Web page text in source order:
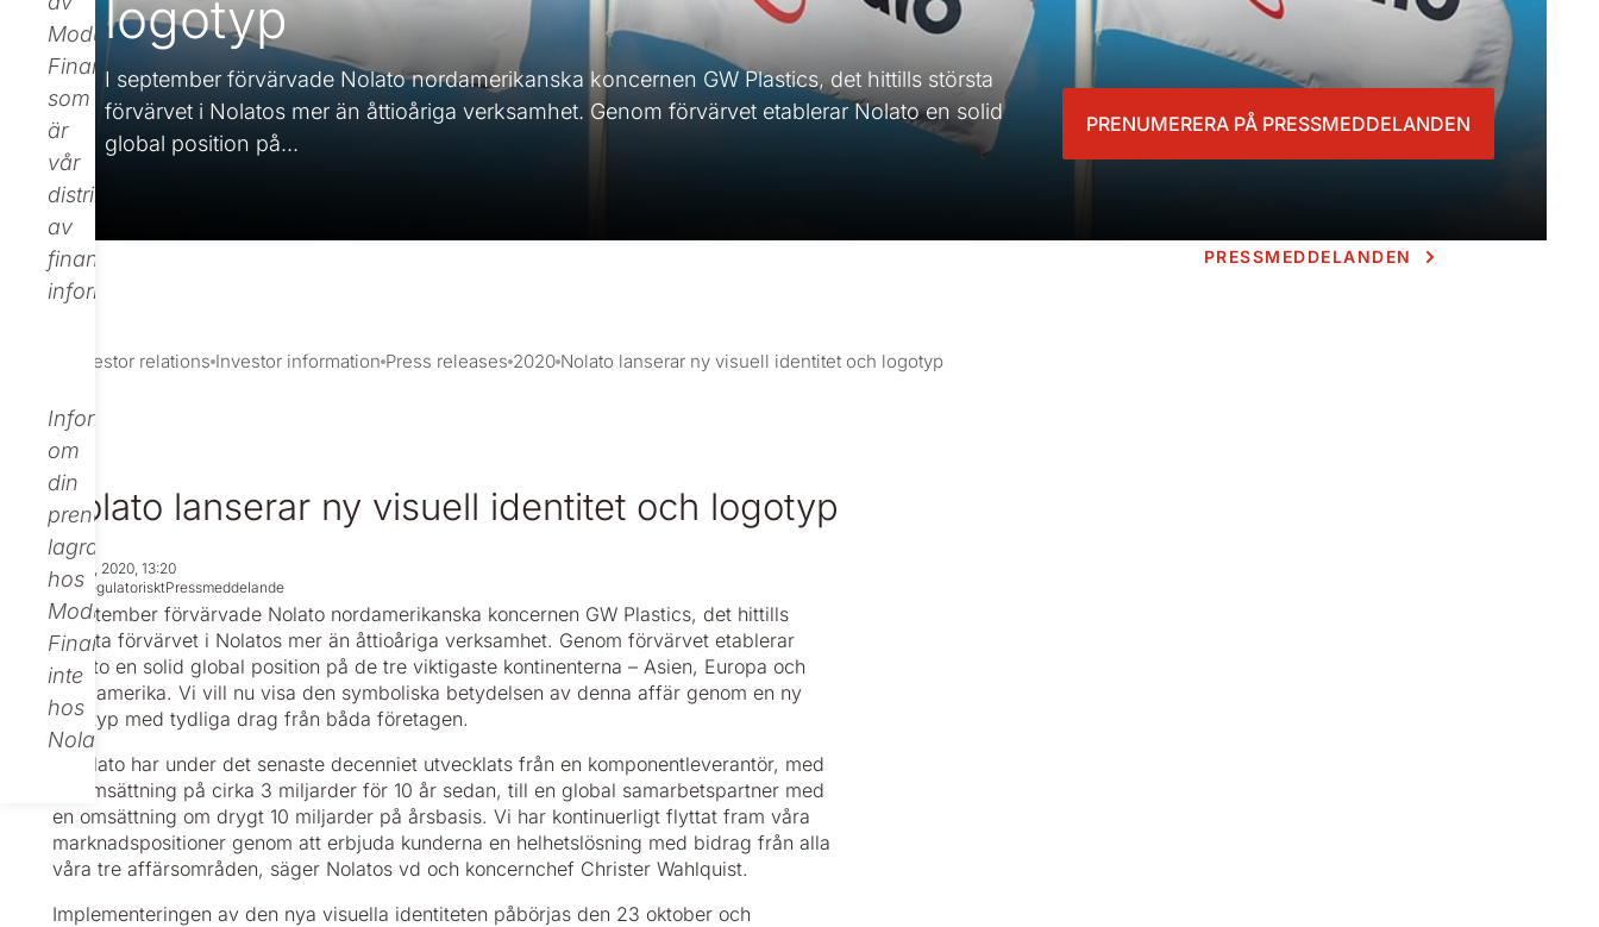
Modular
Finance,
som
är
vår
distributör
av
finansiell
information.
Informationen
om
din
prenumeration
lagras
hos
Modular
Finance,
inte
hos
Nolato.
logotyp
I september förvärvade Nolato nordamerikanska koncernen GW Plastics, det hittills största
förvärvet i Nolatos mer än åttioåriga verksamhet. Genom förvärvet etablerar Nolato en solid
global position på...
PRENUMERERA PÅ PRESSMEDDELANDEN
Investor relations Investor information Press releases 2020 Nolato lanserar ny visuell identitet och logotyp
Nolato lanserar ny visuell identitet och logotyp
Oct 21, 2020, 13:20
Icke regulatorisktPressmeddelande
I september förvärvade Nolato nordamerikanska koncernen GW Plastics, det hittills
största förvärvet i Nolatos mer än åttioåriga verksamhet. Genom förvärvet etablerar
Nolato en solid global position på de tre viktigaste kontinenterna – Asien, Europa och
Nordamerika. Vi vill nu visa den symboliska betydelsen av denna affär genom en ny
logotyp med tydliga drag från båda företagen.
– Nolato har under det senaste decenniet utvecklats från en komponentleverantör, med
en omsättning på cirka 3 miljarder för 10 år sedan, till en global samarbetspartner med
en omsättning om drygt 10 miljarder på årsbasis. Vi har kontinuerligt flyttat fram våra
marknadspositioner genom att erbjuda kunderna en helhetslösning med bidrag från alla
våra tre affärsområden, säger Nolatos vd och koncernchef Christer Wahlquist.
Implementeringen av den nya visuella identiteten påbörjas den 23 oktober och
PRESSMEDDELANDEN